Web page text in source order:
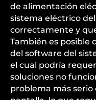
de alimentación
sistema eléctrico
correctamente y
También es posible
del software del
el cual podría
soluciones no
problema más serio